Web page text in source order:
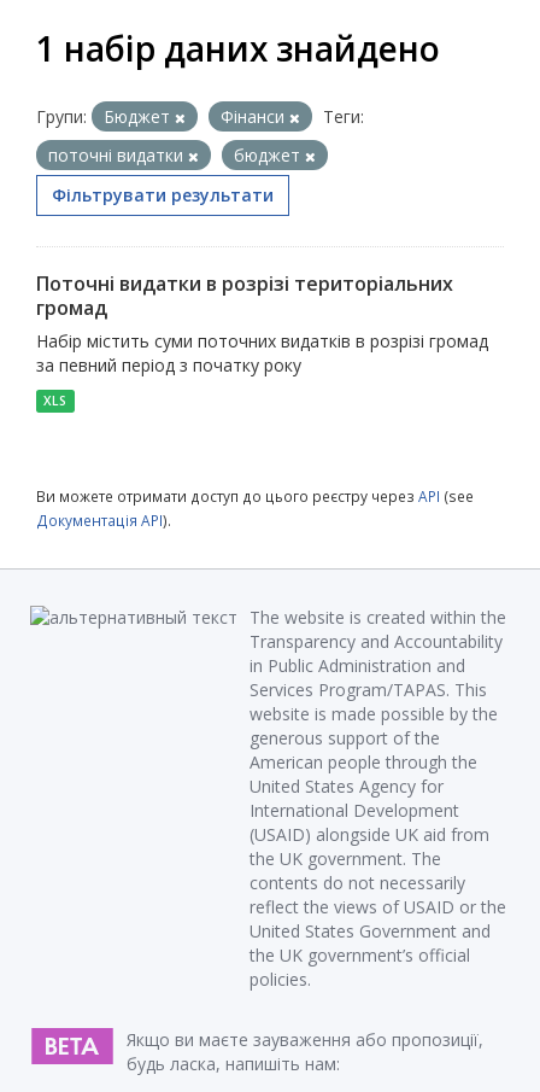
1 набір даних знайдено
Групи: Бюджет Фінанси
Теги:
поточні видатки
бюджет
Фільтрувати результати
Поточні видатки в розрізі територіальних
громад
Набір містить суми поточних видатків в розрізі громад
за певний період з початку року
XLS
Ви можете отримати доступ до цього реєстру через API (see
Документація API).
The website is created within the
Transparency and Accountability
in Public Administration and
Services Program/TAPAS. This
website is made possible by the
generous support of the
American people through the
United States Agency for
International Development
(USAID) alongside UK aid from
the UK government. The
contents do not necessarily
reflect the views of USAID or the
United States Government and
the UK government’s official
policies.
Якщо ви маєте зауваження або пропозиції,
будь ласка, напишіть нам: